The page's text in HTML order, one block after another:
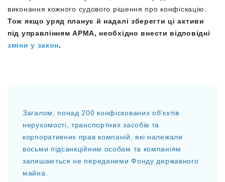
виконання кожного судового рішення про конфіскацію.
Тож якщо уряд планує й надалі зберегти ці активи
під управлінням АРМА, необхідно внести відповідні
зміни у закон.
Загалом, понад 200 конфіскованих об'єктів
нерухомості, транспортних засобів та
корпоративних прав компаній, які належали
восьми підсанкційним особам та компаніям
залишаються не переданими Фонду державного
майна.